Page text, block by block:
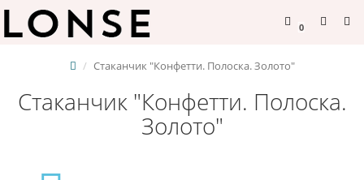
0
Стаканчик "Конфетти. Полоска. Золото"
Стаканчик "Конфетти. Полоска.
Золото"